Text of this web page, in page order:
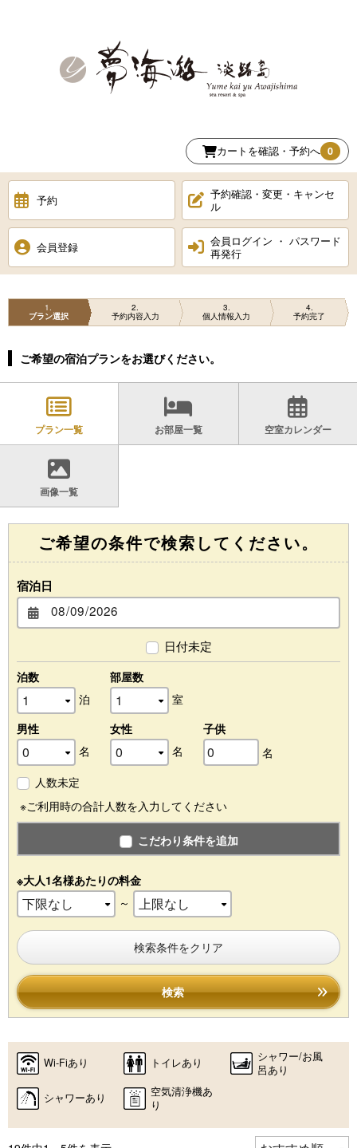
カートを確認・予約へ 0
予約
予約確認・変更・キャンセ
ル
会員登録
会員ログイン ・ パスワード
再発行
1
プラン選択
2
予約内容入力
3
個人情報入力
4
予約完了
ご希望の宿泊プランをお選びください。
プラン一覧 お部屋一覧 空室カレンダー
画像一覧
ご希望の条件で検索してください。
宿泊日
日付未定
泊数
泊
部屋数
室
男性
名
女性
名
子供
名
人数未定
※ご利用時の合計人数を入力してください
こだわり条件を追加
※大人1名様あたりの料金
～
検索条件をクリア
検索
Wi-Fiあり トイレあり
シャワー/お風
呂あり
シャワーあり
空気清浄機あ
り